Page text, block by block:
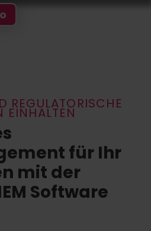
REGULATORISCHE
EINHALTEN
für Ihr
mit der
Software